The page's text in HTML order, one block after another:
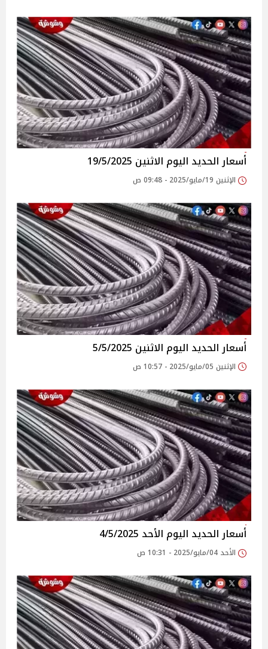
أسعار الحديد اليوم الاثنين 19/5/2025
الإثنين 19/مايو/2025 - 09:48 ص
أسعار الحديد اليوم الاثنين 5/5/2025
الإثنين 05/مايو/2025 - 10:57 ص
أسعار الحديد اليوم الأحد 4/5/2025
الأحد 04/مايو/2025 - 10:31 ص